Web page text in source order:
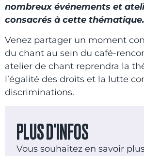
nombreux événements et
consacrés à cette thématique.
Venez partager un moment
du chant au sein du café-
atelier de chant reprendra la
l’égalité des droits et la lutte
discriminations.
PLUS D'INFOS
Vous souhaitez en savoir